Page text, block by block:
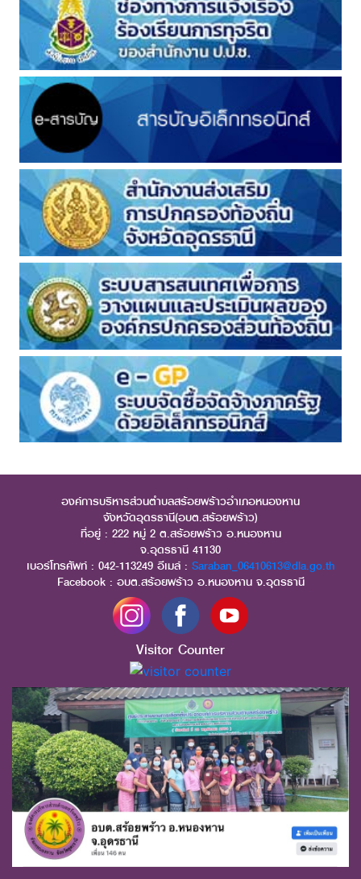
องค์การบริหารส่วนตำบลสร้อยพร้าวอำเภอหนองหาน
จังหวัดอุดรธานี(อบต.สร้อยพร้าว)
ที่อยู่ : 222 หมู่ 2 ต.สร้อยพร้าว อ.หนองหาน
จ.อุดรธานี 41130
เบอร์โทรศัพท์ : 042-113249 อีเมล์ : Saraban_06410613@dla.go.th
Facebook : อบต.สร้อยพร้าว อ.หนองหาน จ.อุดรธานี
Visitor Counter